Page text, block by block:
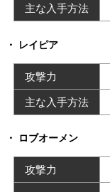
主な入手方法
レイピア
攻撃力
主な入手方法
ロブオーメン
攻撃力